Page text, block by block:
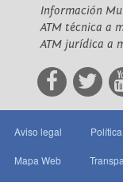
Información
ATM técnica a
ATM jurídica a
Aviso legal
Mapa Web